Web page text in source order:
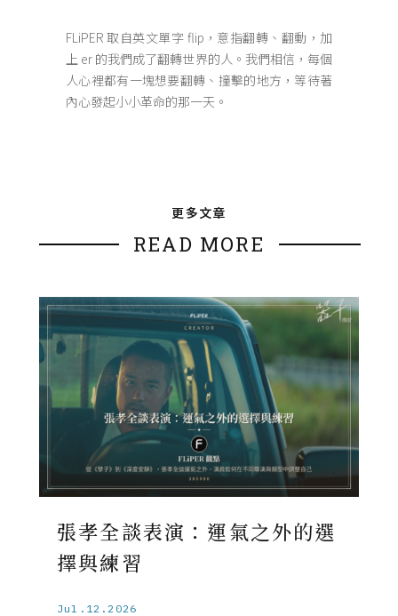
FLiPER 取自英文單字 flip，意指翻轉、翻動，加
上 er 的我們成了翻轉世界的人。我們相信，每個
人心裡都有一塊想要翻轉、撞擊的地方，等待著
內心發起小小革命的那一天。
更多文章
READ MORE
張孝全談表演：運氣之外的選
擇與練習
Jul.12.2026